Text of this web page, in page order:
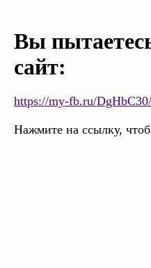
Вы
сайт:
https://my-fb.ru/
Нажмите на ссылку,